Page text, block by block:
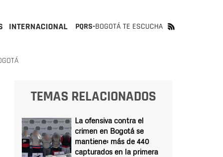
INTERNACIONAL PQRS-BOGOTÁ TE ESCUCHA
TEMAS RELACIONADOS
La ofensiva contra el
crimen en Bogotá se
mantiene: más de 440
capturados en la primera